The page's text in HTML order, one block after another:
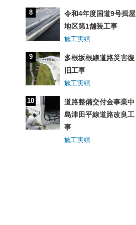
令和4年度国道9号揖屋
地区第1舗装工事
施工実績
多根坂根線道路災害復
旧工事
施工実績
道路整備交付金事業中
島津田平線道路改良工
事
施工実績